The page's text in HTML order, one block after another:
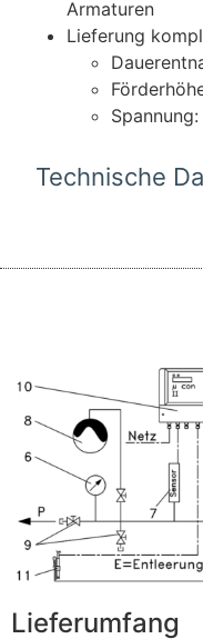
Armaturen
Lieferung
Technische
Lieferumfang